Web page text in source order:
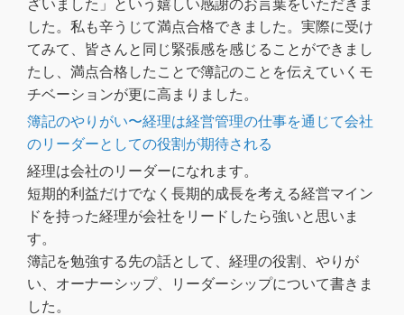
ざいました」という嬉しい感謝のお言葉をいただきま
した。私も辛うじて満点合格できました。実際に受け
てみて、皆さんと同じ緊張感を感じることができまし
たし、満点合格したことで簿記のことを伝えていくモ
チベーションが更に高まりました。
簿記のやりがい〜経理は経営管理の仕事を通じて会社
のリーダーとしての役割が期待される
経理は会社のリーダーになれます。
短期的利益だけでなく長期的成長を考える経営マイン
ドを持った経理が会社をリードしたら強いと思いま
す。
簿記を勉強する先の話として、経理の役割、やりが
い、オーナーシップ、リーダーシップについて書きま
した。